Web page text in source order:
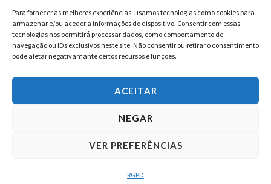
Para fornecer as melhores experiências, usamos tecnologias como cookies para
armazenar e/ou aceder a informações do dispositivo. Consentir com essas
tecnologias nos permitirá processar dados, como comportamento de
navegação ou IDs exclusivos neste site. Não consentir ou retirar o consentimento
pode afetar negativamante certos recursos e funções.
ACEITAR
NEGAR
VER PREFERÊNCIAS
RGPD
Facebook YouTube Instagram
Whatsapp
Condições Gerais de Venda
Copyright © 2026 Edições Colibri